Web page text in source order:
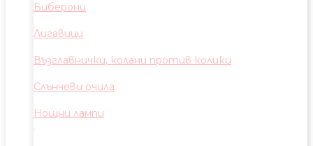
Биберони
Лигавици
Възглавнички, колани против колики
Слънчеви очила
Нощни лампи